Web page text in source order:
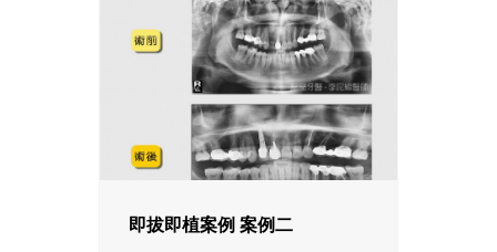
即拔即植案例 案例二